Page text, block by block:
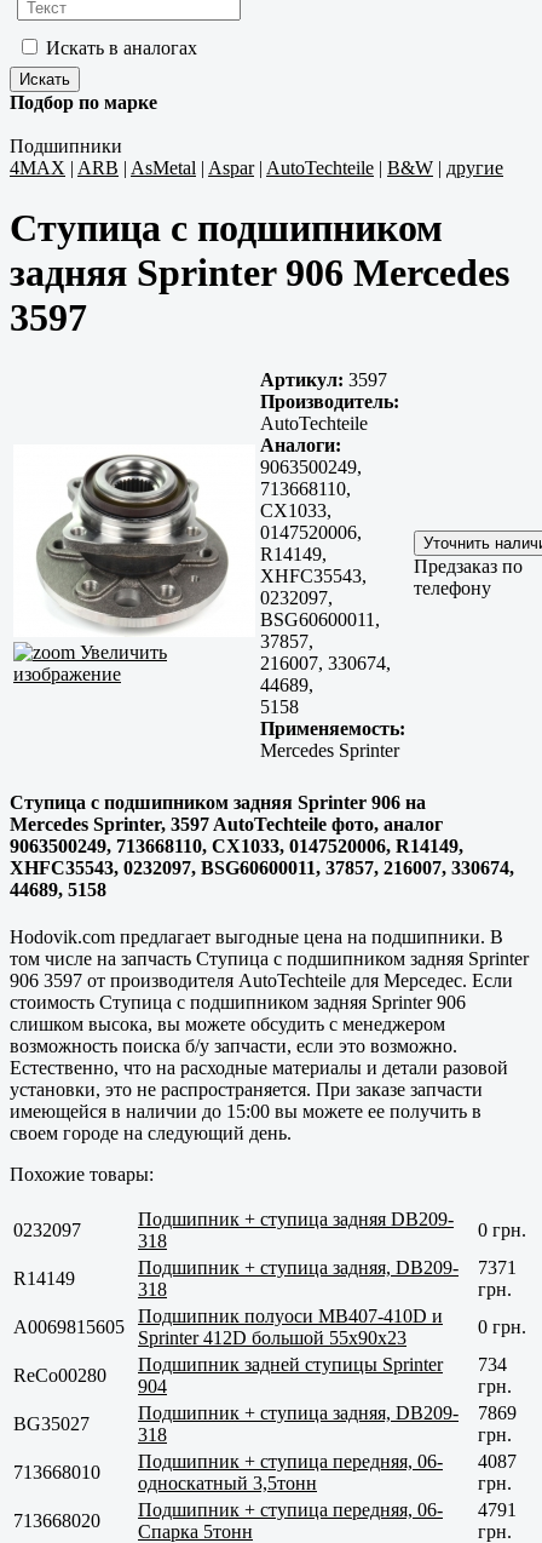
Искать в аналогах
Подбор по марке
Подшипники
4MAX | ARB | AsMetal | Aspar| AutoTechteile | B&W | другие
Ступица с подшипником
задняя Sprinter 906 Mercedes
3597
Увеличить
изображение
Артикул: 3597
Производитель:
AutoTechteile
Аналоги:
9063500249,
713668110,
CX1033,
0147520006,
R14149,
XHFC35543,
0232097,
BSG60600011,
37857,
216007, 330674,
44689,
5158
Применяемость:
Mercedes Sprinter
Предзаказ по
телефону
Ступица с подшипником задняя Sprinter 906 на
Mercedes Sprinter, 3597 AutoTechteile фото, аналог
9063500249, 713668110, CX1033, 0147520006, R14149,
XHFC35543, 0232097, BSG60600011, 37857, 216007, 330674,
44689, 5158
Hodovik.com предлагает выгодные цена на подшипники. В
том числе на запчасть Ступица с подшипником задняя Sprinter
906 3597 от производителя AutoTechteile для Мерседес. Если
стоимость Ступица с подшипником задняя Sprinter 906
слишком высока, вы можете обсудить с менеджером
возможность поиска б/у запчасти, если это возможно.
Естественно, что на расходные материалы и детали разовой
установки, это не распространяется. При заказе запчасти
имеющейся в наличии до 15:00 вы можете ее получить в
своем городе на следующий день.
Похожие товары:
0232097
Подшипник + ступица задняя DB209-
318
0 грн.
R14149
Подшипник + ступица задняя, DB209-
318
7371
грн.
A0069815605
Подшипник полуоси MB407-410D и
Sprinter 412D большой 55x90x23
0 грн.
ReCo00280
Подшипник задней ступицы Sprinter
904
734
грн.
BG35027
Подшипник + ступица задняя, DB209-
318
7869
грн.
713668010
Подшипник + ступица передняя, 06-
односкатный 3,5тонн
4087
грн.
713668020
Подшипник + ступица передняя, 06-
Спарка 5тонн
4791
грн.